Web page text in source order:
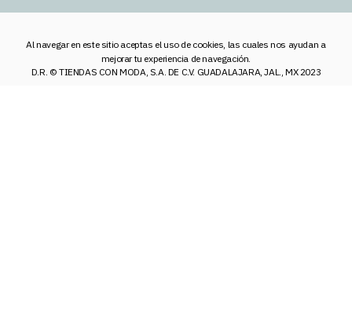
Al navegar en este sitio aceptas el uso de cookies, las cuales nos ayudan a
mejorar tu experiencia de navegación.
D.R. © TIENDAS CON MODA, S.A. DE C.V. GUADALAJARA, JAL., MX 2023